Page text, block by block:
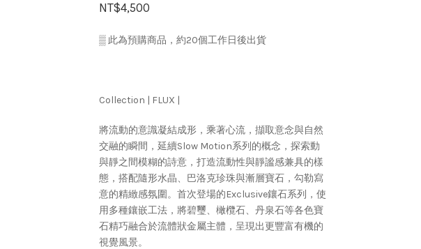
NT$4,500
▒ 此為預購商品，約20個工作日後出貨
Collection | FLUX |
將流動的意識凝結成形，乘著心流，擷取意念與自然
交融的瞬間，延續Slow Motion系列的概念，探索動
與靜之間模糊的詩意，打造流動性與靜謐感兼具的樣
態，搭配隨形水晶、巴洛克珍珠與漸層寶石，勾勒寫
意的精緻感氛圍。 首次登場的Exclusive鑲石系列，使
用多種鑲嵌工法，將碧璽、橄欖石、丹泉石等各色寶
石精巧融合於流體狀金屬主體，呈現出更豐富有機的
視覺風景。